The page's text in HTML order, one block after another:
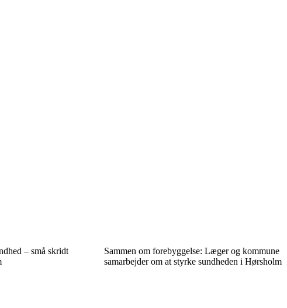
– små skridt
Sammen om forebyggelse: Læger og kommune
samarbejder om at styrke sundheden i Hørsholm